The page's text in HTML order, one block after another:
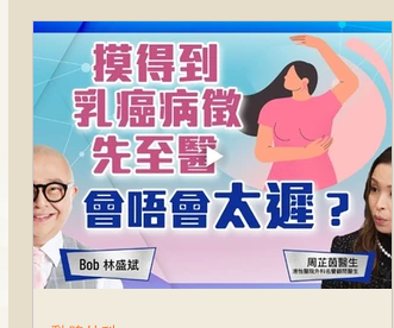
婦產科 黃潔華醫生 李文軒
吳健聰醫生 神經外科 黃
骨科 李崇義醫生 家庭醫學科